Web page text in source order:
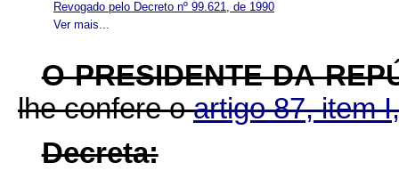
Ver mais...
Revogado pelo Decreto nº 99.621, de 1990
O PRESIDENTE DA
lhe confere oartigo 87, item
Decreta: